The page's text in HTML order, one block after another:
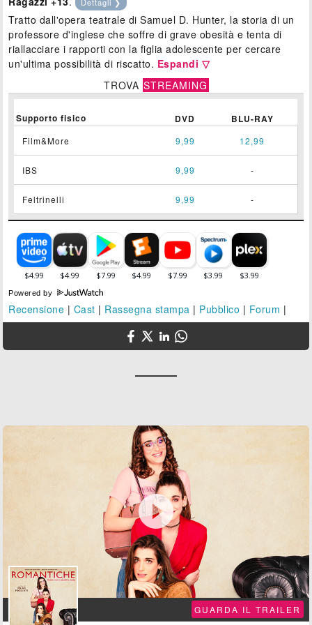
Tratto dall'opera teatrale di Samuel D. Hunter, la storia di un
professore d'inglese che soffre di grave obesità e tenta di
riallacciare i rapporti con la figlia adolescente per cercare
un'ultima possibilità di riscatto. Espandi ▽
TROVA STREAMING
Supporto fisico DVD BLU-RAY
Film&More 9,99 12,99
IBS 9,99 -
Feltrinelli 9,99 -
Powered by
Recensione | Cast | Rassegna stampa | Pubblico | Forum |

GUARDA IL TRAILER